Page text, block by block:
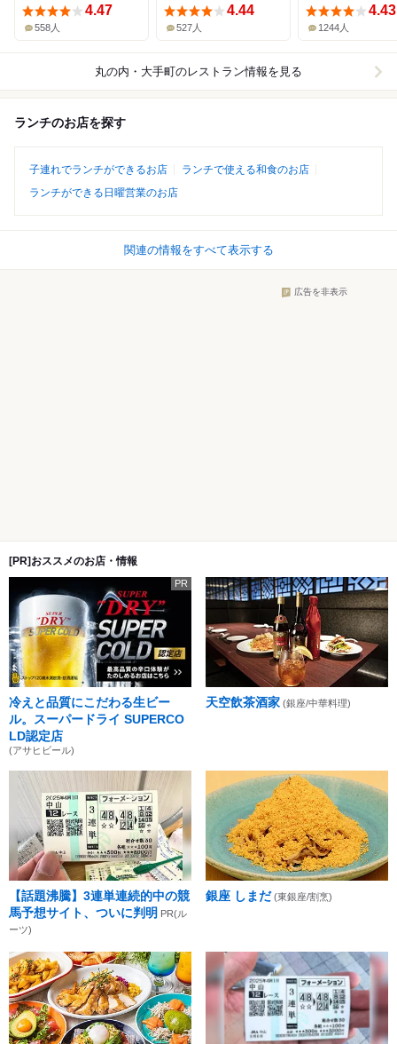
4.47
558人
4.44
527人
4.43
1244人
丸の内・大手町のレストラン情報を見る
ランチのお店を探す
子連れでランチができるお店
ランチで使える和食のお店
ランチができる日曜営業のお店
関連の情報をすべて表示する
広告を非表示
[PR]おススメのお店・情報
PR
冷えと品質にこだわる生ビー
ル。スーパードライ SUPERCO
LD認定店
(アサヒビール)
天空飲茶酒家 (銀座/中華料理)
【話題沸騰】3連単連続的中の競
馬予想サイト、ついに判明 PR(ル
ーツ)
銀座 しまだ (東銀座/割烹)